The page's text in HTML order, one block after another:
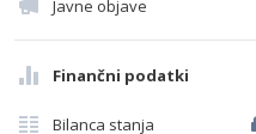
Javne objave
Finančni podatki
Bilanca stanja